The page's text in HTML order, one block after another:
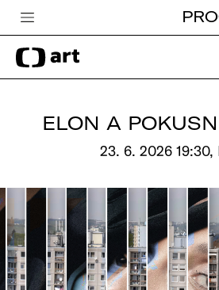
Česká televize
Zpravodajství
Pro děti
edu
Vše o ČT
ELON A
23. 6. 2026 19:30,